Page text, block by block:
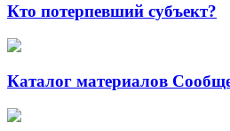
Кто потерпевший субъект?
Каталог материалов